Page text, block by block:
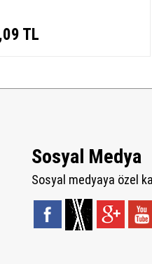
TL
Sosyal Medya
Sosyal medyaya özel